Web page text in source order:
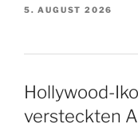
5. AUGUST 2026
Hollywood-
versteckten